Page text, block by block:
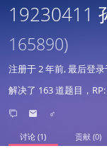
19230411
165890)
注册于2 年前, 最后登
解决了 163 道题目，
♂
讨论 (1) 贡献 (0)